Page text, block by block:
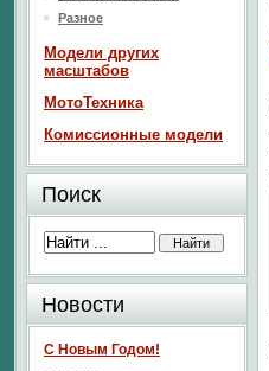
Разное
Модели других
масштабов
МотоТехника
Комиссионные модели
Поиск
Новости
С Новым Годом!